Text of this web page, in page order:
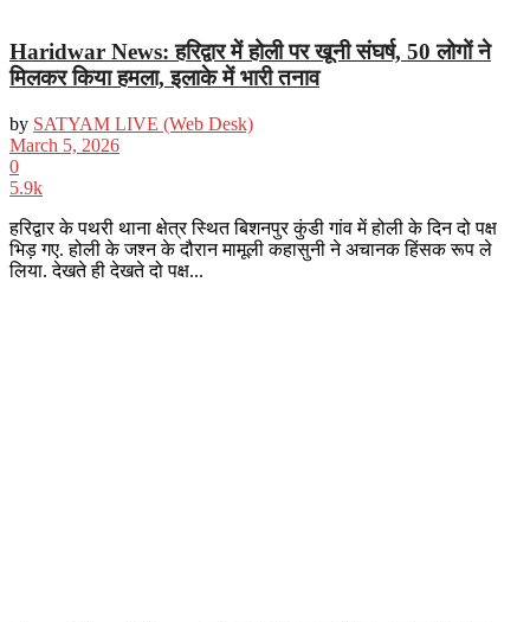
Haridwar News: हरिद्वार में होली पर खूनी संघर्ष, 50 लोगों ने
मिलकर किया हमला, इलाके में भारी तनाव
by SATYAM LIVE (Web Desk)
March 5, 2026
0
5.9k
हरिद्वार के पथरी थाना क्षेत्र स्थित बिशनपुर कुंडी गांव में होली के दिन दो पक्ष
भिड़ गए. होली के जश्न के दौरान मामूली कहासुनी ने अचानक हिंसक रूप ले
लिया. देखते ही देखते दो पक्ष...